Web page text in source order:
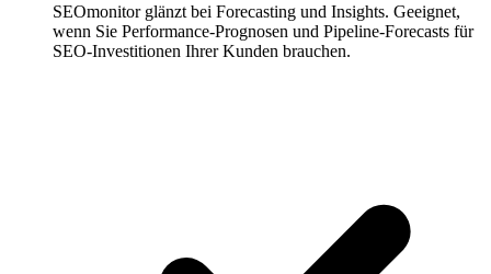
SEOmonitor glänzt bei Forecasting und Insights. Geeignet,
wenn Sie Performance-Prognosen und Pipeline-Forecasts für
SEO-Investitionen Ihrer Kunden brauchen.